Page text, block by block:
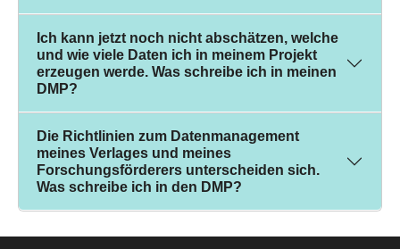
Ich kann jetzt noch nicht abschätzen, welche
und wie viele Daten ich in meinem Projekt
erzeugen werde. Was schreibe ich in meinen
DMP?
Die Richtlinien zum Datenmanagement
meines Verlages und meines
Forschungsförderers unterscheiden sich.
Was schreibe ich in den DMP?